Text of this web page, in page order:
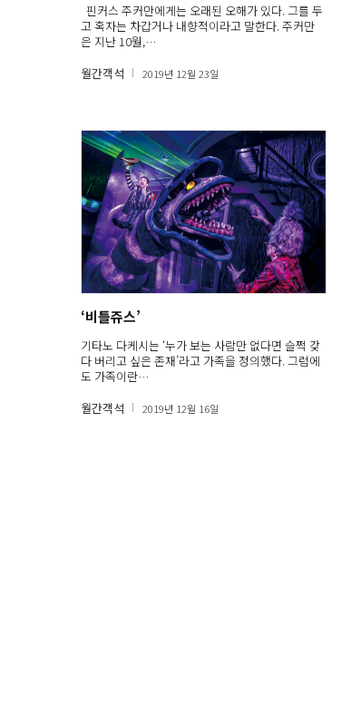
핀커스 주커만에게는 오래된 오해가 있다. 그를 두
고 혹자는 차갑거나 내향적이라고 말한다. 주커만
은 지난 10월,…
월간객석
2019년 12월 23일
‘비틀쥬스’
기타노 다케시는 ‘누가 보는 사람만 없다면 슬쩍 갖
다 버리고 싶은 존재’라고 가족을 정의했다. 그럼에
도 가족이란…
월간객석
2019년 12월 16일